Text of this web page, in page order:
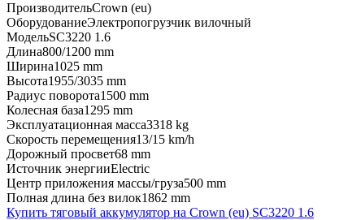
ПроизводительCrown (eu)
ОборудованиеЭлектропогрузчик вилочный
МодельSC3220 1.6
Длина800/1200 mm
Ширина1025 mm
Высота1955/3035 mm
Радиус поворота1500 mm
Колесная база1295 mm
Эксплуатационная масса3318 kg
Скорость перемещения13/15 km/h
Дорожный просвет68 mm
Источник энергииElectric
Центр приложения массы/груза500 mm
Полная длина без вилок1862 mm
Купить тяговый аккумулятор на Crown (eu) SC3220 1.6